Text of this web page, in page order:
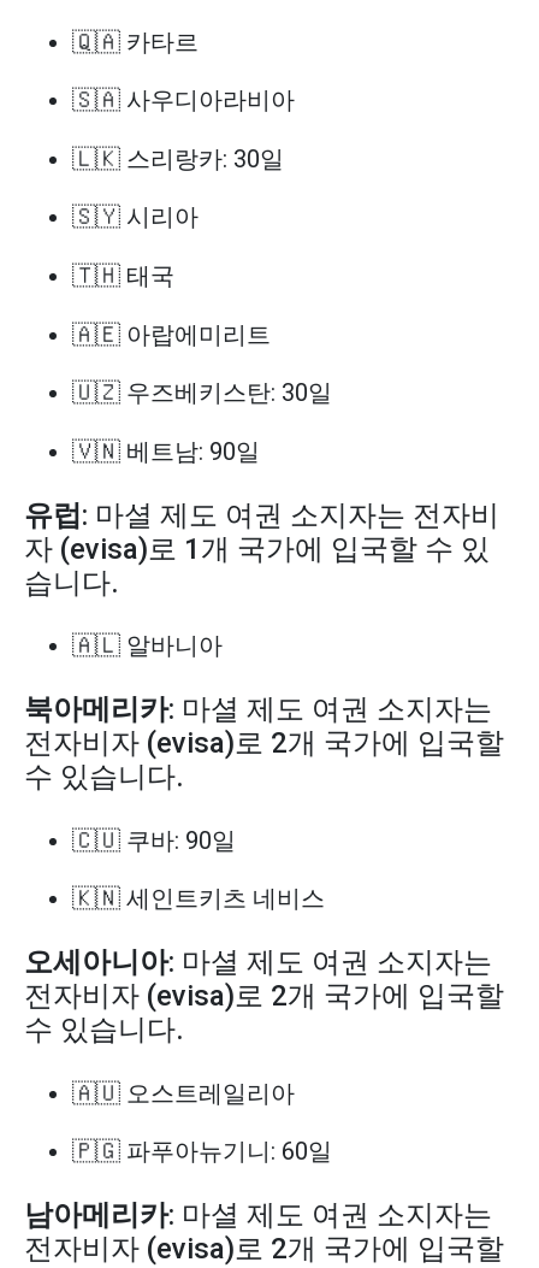
🇶🇦 카타르
🇸🇦 사우디아라비아
🇱🇰 스리랑카: 30일
🇸🇾 시리아
🇹🇭 태국
🇦🇪 아랍에미리트
🇺🇿 우즈베키스탄: 30일
🇻🇳 베트남: 90일
유럽 : 마셜 제도 여권 소지자는 전자비
자 (evisa)로 1개 국가에 입국할 수 있
습니다.
🇦🇱 알바니아
북아메리카: 마셜 제도 여권 소지자는
전자비자 (evisa)로 2개 국가에 입국할
수 있습니다.
🇨🇺 쿠바: 90일
🇰🇳 세인트키츠 네비스
오세아니아: 마셜 제도 여권 소지자는
전자비자 (evisa)로 2개 국가에 입국할
수 있습니다.
🇦🇺 오스트레일리아
🇵🇬 파푸아뉴기니: 60일
남아메리카: 마셜 제도 여권 소지자는
전자비자 (evisa)로 2개 국가에 입국할